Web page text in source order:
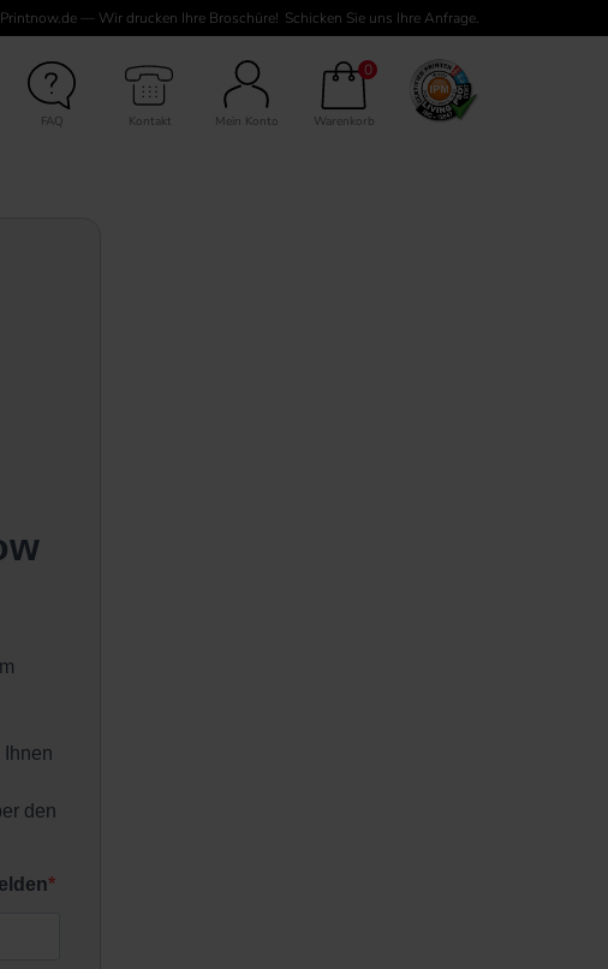
Printnow.de — Wir drucken Ihre Broschüre! Schicken Sie uns Ihre Anfrage.
FAQ Kontakt Mein Konto
0
Warenkorb